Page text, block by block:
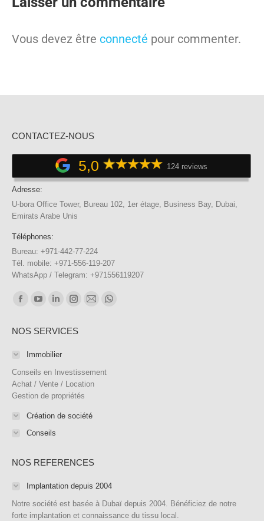
Vous devez être connecté pour commenter.
CONTACTEZ-NOUS
5,0 124 reviews
Adresse:
U-bora Office Tower, Bureau 102, 1er étage, Business Bay, Dubai,
Emirats Arabe Unis
Téléphones:
Bureau: +971-442-77-224
Tél. mobile: +971-556-119-207
WhatsApp / Telegram: +971556119207
Trouvez nous sur :
opens
window
opens
in
window
LinkedIn
opens
in
window
Instagram
opens
windownew
WhatsApp
NOS SERVICES
Immobilier
Conseils en Investissement
Achat / Vente / Location
Gestion de propriétés
Création de société
Conseils
NOS REFERENCES
Implantation depuis 2004
Notre société est basée à Dubaï depuis 2004. Bénéficiez de notre
forte implantation et connaissance du tissu local.